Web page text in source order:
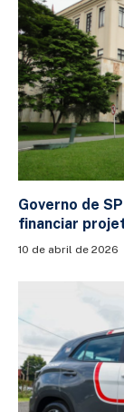
Governo de
financiar
10 de abril de 2026